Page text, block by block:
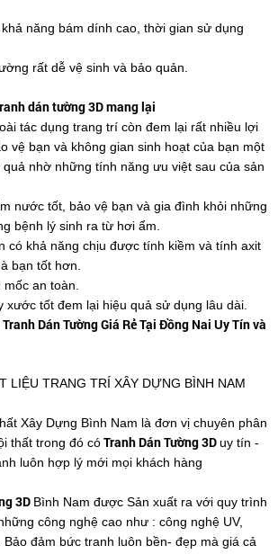
năng bám dính cao, thời gian sử dụng
rất dễ vệ sinh và bảo quản.
dán tường 3D mang lại
tác dụng trang trí còn đem lại rất nhiều lợi
vệ bạn và không gian sinh hoạt của bạn một
nhờ những tính năng ưu việt sau của sản
nước tốt, bảo vệ bạn và gia đình khỏi những
bệnh lý sinh ra từ hơi ẩm.
có khả năng chịu được tính kiềm và tính axit
bạn tốt hơn.
an toàn.
xước tốt đem lại hiệu quả sử dụng lâu dài.
Tranh Dán Tường Giá Rẻ Tại Đồng Nai Uy Tín và
Dựng Bình Nam là đơn vị chuyên phân
thất trong đó cóTranh Dán Tường 3Duy tín -
luôn hợp lý mới mọi khách hàng
3D Bình Nam được Sản xuất ra với quy trình
công nghệ cao như : công nghệ UV,
đảm bức tranh luôn bền- đẹp mà giá cả